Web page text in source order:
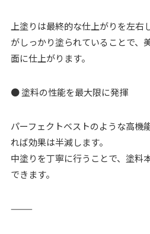
上塗りは最終的な仕上がりを左右
がしっかり塗られていることで、
面に仕上がります。
● 塗料の性能を最大限に発揮
パーフェクトベストのような高機
れば効果は半減します。
中塗りを丁寧に行うことで、塗料
できます。
⸻